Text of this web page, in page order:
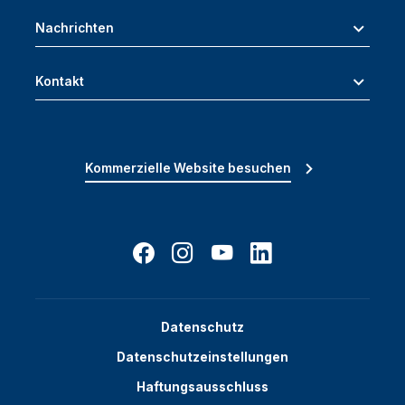
Nachrichten
Kontakt
Kommerzielle Website besuchen
Datenschutz
Datenschutzeinstellungen
Haftungsausschluss